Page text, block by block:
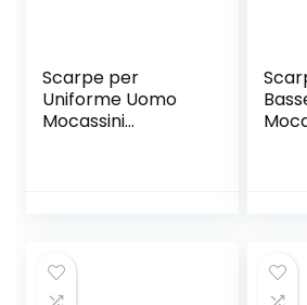
Scarpe per
Uniforme Uomo
Mocassini
Classic